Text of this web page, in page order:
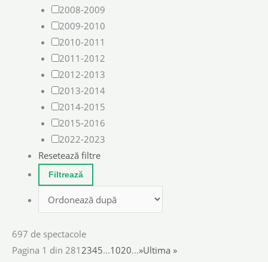
2008-2009
2009-2010
2010-2011
2011-2012
2012-2013
2013-2014
2014-2015
2015-2016
2022-2023
Resetează filtre
697 de spectacole
Pagina 1 din 2812345...1020...»Ultima »